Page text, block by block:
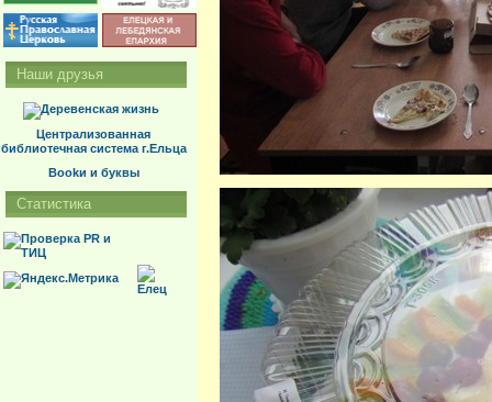
Наши друзья
Централизованная
библиотечная система г.Ельца
Bookи и буквы
Статистика